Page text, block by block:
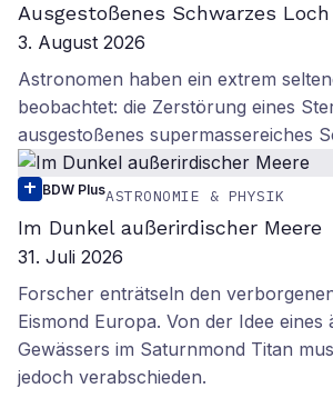
Ausgestoßenes Schwarzes
3. August 2026
Astronomen haben ein extrem
beobachtet: die Zerstörung eines
ausgestoßenes supermassereiches
BDW PlusASTRONOMIE & PHYSIK
Im Dunkel außerirdischer Meere
31. Juli 2026
Forscher enträtseln den
Eismond Europa. Von der Idee eines
Gewässers im Saturnmond Titan
jedoch verabschieden.